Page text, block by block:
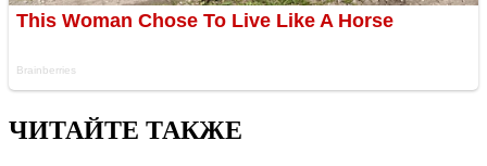
ЧИТАЙТЕ ТАКЖЕ